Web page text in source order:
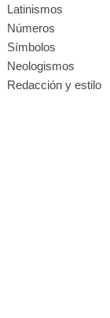
Latinismos
Números
Símbolos
Neologismos
Redacción y estilo